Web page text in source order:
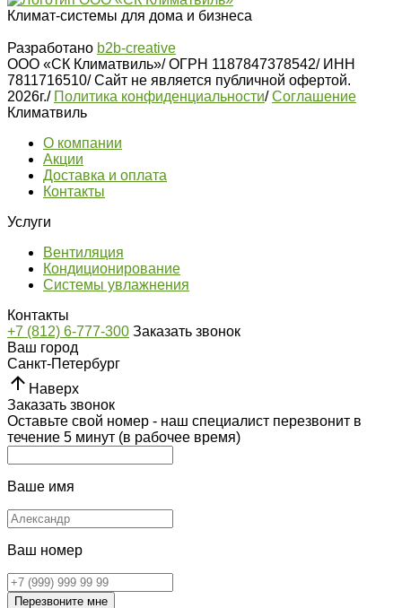
Климат-системы для дома и бизнеса
Разработано b2b-creative
ООО «СК Климатвиль»/ОГРН 1187847378542/ИНН
7811716510/Сайт не является публичной офертой.
2026г./ Политика конфиденциальности/ Соглашение
Климатвиль
О компании
Акции
Доставка и оплата
Контакты
Услуги
Вентиляция
Кондиционирование
Системы увлажнения
Контакты
+7 (812) 6-777-300 Заказать звонок
Ваш город
Санкт-Петербург
Наверх
Заказать звонок
Оставьте свой номер - наш специалист перезвонит в
течение 5 минут (в рабочее время)
Ваше имя
Ваш номер
Перезвоните мне